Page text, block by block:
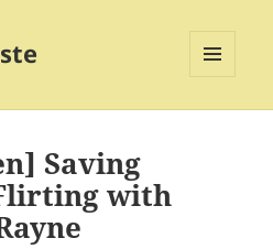
Saving
with